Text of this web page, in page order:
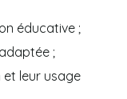
éducative ;
;
et leur usage